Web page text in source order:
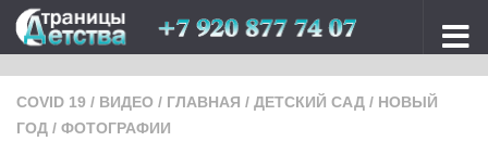
Перейти к содержимому
COVID 19 / ВИДЕО / ГЛАВНАЯ / ДЕТСКИЙ САД / НОВЫЙ
ГОД / ФОТОГРАФИИ